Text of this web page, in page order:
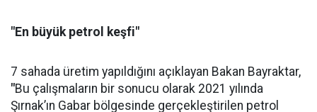
"En büyük petrol keşfi"
7 sahada üretim yapıldığını açıklayan Bakan Bayraktar,
"Bu çalışmaların bir sonucu olarak 2021 yılında
Şırnak’ın Gabar bölgesinde gerçekleştirilen petrol